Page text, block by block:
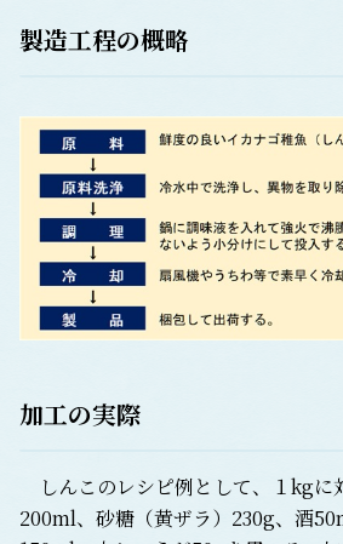
製造工程の概略
加工の実際
しんこのレシピ例として、１kgに
200ml、砂糖（黄ザラ）230g、酒